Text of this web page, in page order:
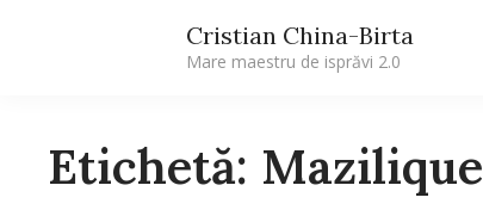
Cristian China-Birta
Mare maestru de isprăvi 2.0
Etichetă: Mazilique